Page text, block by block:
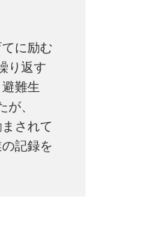
に励む
り返す
難生
、
されて
記録を